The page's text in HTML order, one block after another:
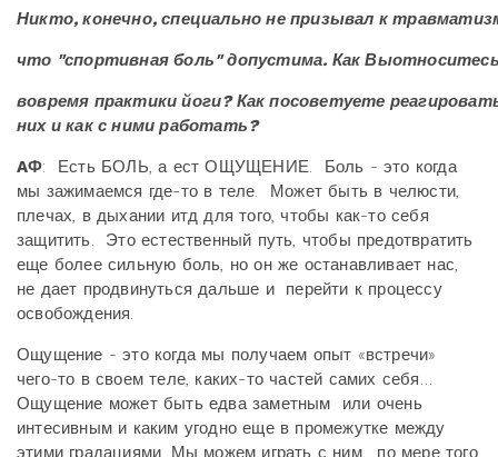
Никто, конечно, специально не призывал к
что "спортивная боль" допустима. Как
вовремя практики йоги? Как посоветуете
них и как с ними работать?
AФ: Есть БОЛЬ, а ест ОЩУЩЕНИЕ. Боль - это когда
мы зажимаемся где-то в теле. Может быть в челюсти,
плечах, в дыхании итд для того, чтобы как-то себя
защитить. Это естественный путь, чтобы предотвратить
еще более сильную боль, но он же останавливает нас,
не дает продвинуться дальше и перейти к процессу
освобождения.
Ощущение - это когда мы получаем опыт «встречи»
чего-то в своем теле, каких-то частей самих себя…
Ощущение может быть едва заметным или очень
интесивным и каким угодно еще в промежутке между
этими градациями. Мы можем играть с ним, по мере того,